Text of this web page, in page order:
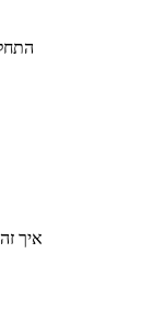
איך